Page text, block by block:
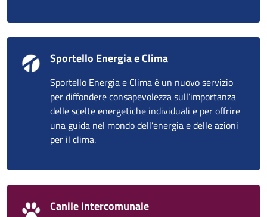
Sportello Energia e Clima
Sportello Energia e Clima è un nuovo servizio
per diffondere consapevolezza sull’importanza
delle scelte energetiche individuali e per offrire
una guida nel mondo dell’energia e delle azioni
per il clima.
Canile intercomunale